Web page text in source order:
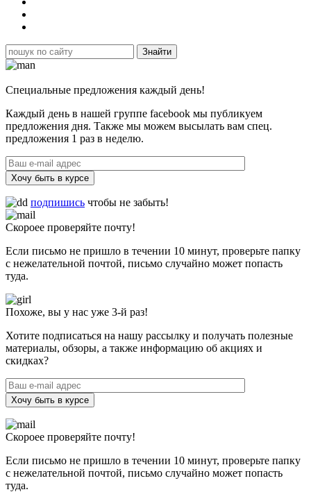
Специальные предложения каждый день!
Каждый день в нашей группе facebook мы публикуем
предложения дня. Также мы можем высылать вам спец.
предложения 1 раз в неделю.
Хочу быть в курсе
подпишись чтобы не забыть!
Скороее проверяйте почту!
Если письмо не пришло в течении 10 минут, проверьте папку
с нежелательной почтой, письмо случайно может попасть
туда.
Похоже, вы у нас уже 3-й раз!
Хотите подписаться на нашу рассылку и получать полезные
материалы, обзоры, а также информацию об акциях и
скидках?
Хочу быть в курсе
Скороее проверяйте почту!
Если письмо не пришло в течении 10 минут, проверьте папку
с нежелательной почтой, письмо случайно может попасть
туда.